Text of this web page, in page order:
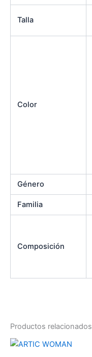
Talla
Color
Género
Familia
Composición
Productos relacionados